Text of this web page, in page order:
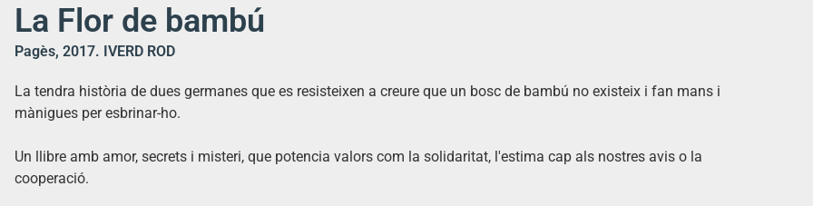
La Flor de bambú
Pagès, 2017. IVERD ROD
La tendra història de dues germanes que es resisteixen a creure que un bosc de bambú no existeix i fan mans i
mànigues per esbrinar-ho.
Un llibre amb amor, secrets i misteri, que potencia valors com la solidaritat, l'estima cap als nostres avis o la
cooperació.